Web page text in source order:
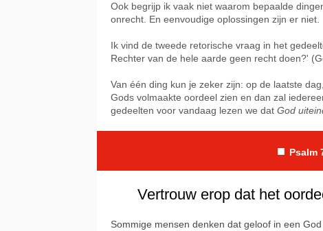
Ook begrijp ik vaak niet waarom bepaalde
onrecht. En eenvoudige oplossingen zijn er niet.
Ik vind de tweede retorische vraag in het
Rechter van de hele aarde geen recht doen?'
Van één ding kun je zeker zijn: op de laatste
Gods volmaakte oordeel zien en dan zal
gedeelten voor vandaag lezen we dat God
■ Psalm
Vertrouw erop dat het
Sommige mensen denken dat geloof in een